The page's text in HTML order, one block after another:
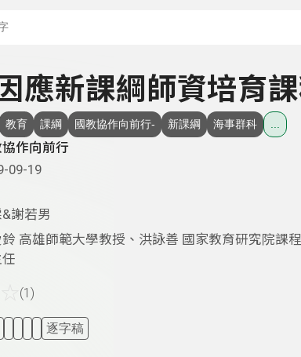
應新課綱師資培育
教育 課綱 國教協作向前行- 新課綱 海事群科
協作向前行
09-19
謝若男
高雄師範大學教授、洪詠善 國家教育研究院課
(1)
逐字稿